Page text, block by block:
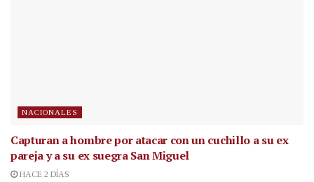
NACIONALES
Capturan a hombre por atacar con un cuchillo a su ex
pareja y a su ex suegra San Miguel
HACE 2 DÍAS